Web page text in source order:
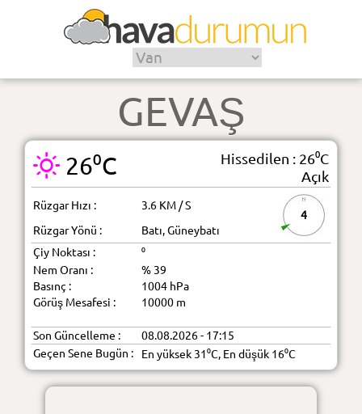
GEVAŞ
26⁰C
Hissedilen : 26⁰C
Açık
Rüzgar Hızı : 3.6 KM / S
4
Rüzgar Yönü :
Batı, Güneybatı
Çiy Noktası :
⁰
Nem Oranı :
% 39
Basınç :
1004 hPa
Görüş Mesafesi :
10000 m
Son Güncelleme :
08.08.2026 - 17:15
Geçen Sene Bugün :
En yüksek 31⁰C, En düşük 16⁰C